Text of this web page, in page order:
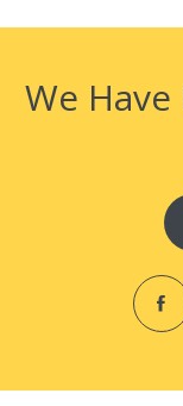
We Have